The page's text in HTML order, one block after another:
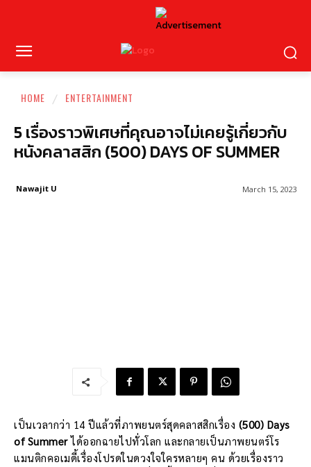
HOME ENTERTAINMENT
5 เรื่องราวพิเศษที่คุณอาจไม่เคยรู้เกี่ยวกับ
หนังคลาสสิก (500) DAYS OF SUMMER
March 15, 2023
Nawajit U
เป็นเวลากว่า 14 ปีแล้วที่ภาพยนตร์สุดคลาสสิกเรื่อง (500) Days
of Summerได้ออกฉายไปทั่วโลก และกลายเป็นภาพยนตร์โร
แมนติกคอเมดี้เรื่องโปรดในดวงใจใครหลายๆ คน ด้วยเรื่องราว